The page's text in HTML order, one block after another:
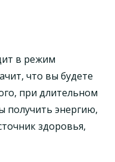
в режим
что вы будете
при длительном
получить энергию,
здоровья,